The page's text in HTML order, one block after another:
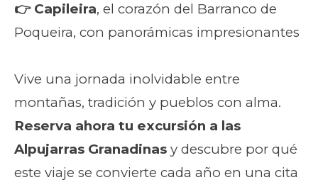
👉 Capileira, el corazón del Barranco de
Poqueira, con panorámicas impresionantes
Vive una jornada inolvidable entre
montañas, tradición y pueblos con alma.
Reserva ahora tu excursión a las
Alpujarras Granadinas y descubre por qué
este viaje se convierte cada año en una cita